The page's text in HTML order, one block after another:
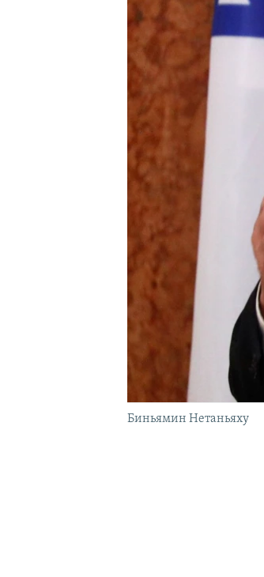
КРЫМ.НЕПОКОРЕННЫЙ
УКРАИНСКАЯ ПРОБЛЕМА КРЫМА
Биньямин Нетаньяху